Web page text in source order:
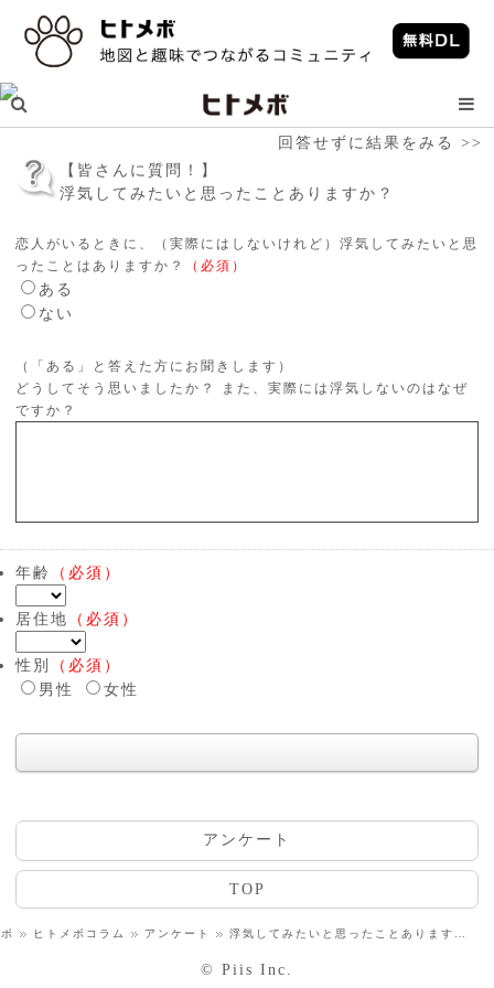
回答せずに結果をみる >>
【皆さんに質問！】
浮気してみたいと思ったことありますか？
恋人がいるときに、（実際にはしないけれど）浮気してみたいと思
ったことはありますか？
（必須）
ある
ない
（「ある」と答えた方にお聞きします）
どうしてそう思いましたか？ また、実際には浮気しないのはなぜ
ですか？
年齢 （必須）
居住地 （必須）
性別
（必須）
男性
女性
アンケート
TOP
ヒトメボコラム アンケート 浮気してみたいと思ったことありますか？
© Piis Inc.